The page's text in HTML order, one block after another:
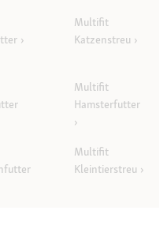
Multifit
Katzenstreu
Multifit
Hamsterfutter
Multifit
Kleintierstreu